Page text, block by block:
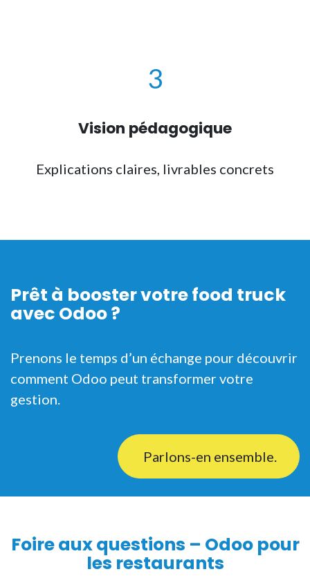
3
Vision pédagogique
Explications claires, livrables concrets
Prêt à booster votre food truck
avec Odoo ?
Prenons le temps d’un échange pour découvrir
comment Odoo peut transformer votre
gestion.
Parlons-en ensemble.
Foire aux questions – Odoo pour
les restaurants